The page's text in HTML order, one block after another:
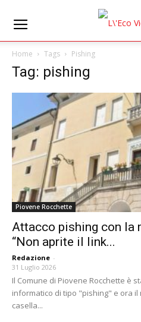
Home Tags Pishing
Tag: pishing
Piovene Rocchette
Attacco pishing con la
“Non aprite il link...
Redazione -
31 Luglio 2026
Il Comune di Piovene Rocchette è
informatico di tipo "pishing" e ora
casella...